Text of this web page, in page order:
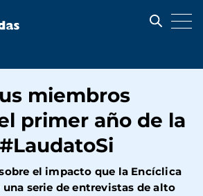
miembros
primer año de la
el impacto que la Encíclica
serie de entrevistas de alto